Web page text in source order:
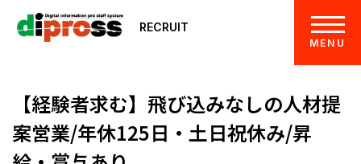
RECRUIT
MENU
【経験者求む】飛び込みなしの人材提
案営業/年休125日・土日祝休み/昇